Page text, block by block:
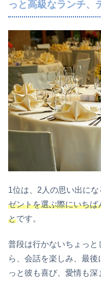
っと高級なランチ、
1位は、2人の思い出にな
ゼントを選ぶ際にいち
とです。
普段は行かないちょっ
ら、会話を楽しみ、最
っと彼も喜び、愛情も深